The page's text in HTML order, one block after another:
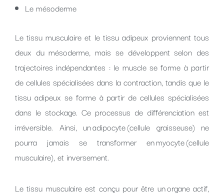
Le mésoderme
Le tissu musculaire et le tissu adipeux proviennent tous
deux du mésoderme, mais se développent selon des
trajectoires indépendantes : le muscle se forme à partir
de cellules spécialisées dans la contraction, tandis que le
tissu adipeux se forme à partir de cellules spécialisées
dans le stockage. Ce processus de différenciation est
irréversible. Ainsi, un adipocyte (cellule graisseuse) ne
pourra jamais se transformer en myocyte (cellule
musculaire), et inversement.
Le tissu musculaire est conçu pour être un organe actif,